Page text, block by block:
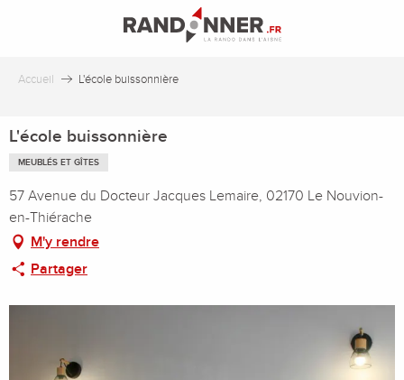
principal
Accueil L'école buissonnière
L'école buissonnière
MEUBLÉS ET GÎTES
57 Avenue du Docteur Jacques Lemaire, 02170 Le Nouvion-
en-Thiérache
M'y rendre
Partager